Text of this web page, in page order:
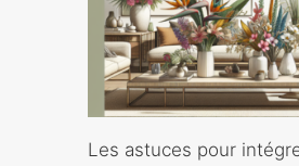
Les astuces pour